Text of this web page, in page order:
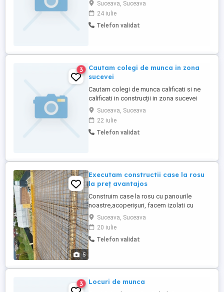
infrastructură și amenajări exterioare în
zona Mannheim, Germania. Se oferă
contract de muncă stabil și condiții
Suceava, Suceava
24 iulie
Telefon validat
3
Cautam colegi de munca in zona
sucevei
Cautam colegi de munca calificati si ne
calificati in construcții in zona sucevei
Suceava, Suceava
22 iulie
Telefon validat
5
Executam constructii case la rosu
la preț avantajos
Construim case la rosu cu panourile
noastre,acoperișuri, facem izolati cu
polistiren și tot ce tine de construcții
preturi avantajoase avem
Suceava, Suceava
20 iulie
Telefon validat
3 Locuri de munca